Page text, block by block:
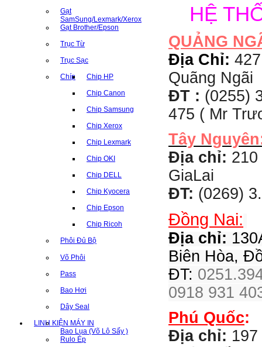
Gạt
SamSung/Lexmark/Xerox
Gạt Brother/Epson
Trục Từ
Trục Sạc
Chíp Chip HP
Chip Canon
Chip Samsung
Chip Xerox
Chip Lexmark
Chip OKI
Chip DELL
Chip Kyocera
Chip Epson
Chip Ricoh
Phôi Đủ Bộ
Võ Phôi
Pass
Bao Hơi
Dây Seal
LINH KIỆN MÁY IN
Bao Lụa (Võ Lô Sấy )
Rulo Ép
HỆ
QUẢNG
Địa Chỉ:
Quãng Ngãi
ĐT : (0255)
475 ( Mr
Tây
Địa chỉ:
GiaLai
ĐT: (0269)
Đồng Nai:
Địa chỉ:
Biên Hòa,
ĐT:
0918 931
Phú Quốc:
Địa chỉ: